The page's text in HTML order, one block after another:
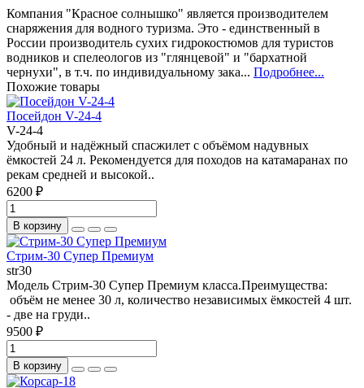
Компания "Красное солнышко" является производителем
снаряжения для водного туризма. Это - единственный в
России производитель сухих гидрокостюмов для туристов
водников и спелеологов из "глянцевой" и "бархатной
чернухи", в т.ч. по индивидуальному зака... Подробнее...
Похожие товары
Посейдон V-24-4
V-24-4
Удобный и надёжный спасжилет с объёмом надувных
ёмкостей 24 л. Рекомендуется для походов на катамаранах по
рекам средней и высокой..
6200 ₽
В корзину
Стрим-30 Супер Премиум
str30
Модель Стрим-30 Супер Премиум класса.Преимущества:
объём не менее 30 л, количество независимых ёмкостей 4 шт.
- две на груди..
9500 ₽
В корзину